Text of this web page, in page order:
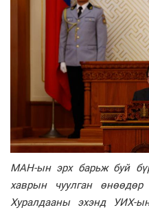
МАН-ын эрх барьж буй
хаврын чуулган
Хуралдааны эхэнд УИХ-